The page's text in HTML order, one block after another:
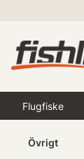
Flugfiske
Övrigt